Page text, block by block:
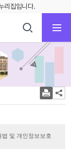
리집입니다.
및 개인정보보호